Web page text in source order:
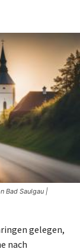
Bad Saulgau |
gelegen,
nach